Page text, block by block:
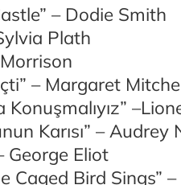
– Dodie Smith
Plath
– Margaret
Karısı” – Audrey
George Eliot
Bird Sings”